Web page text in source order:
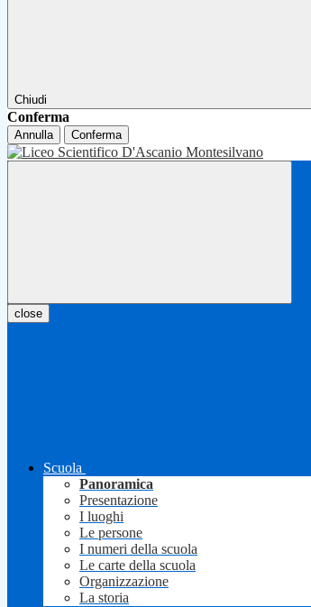
Chiudi
Conferma
Annulla Conferma
close
Scuola
Panoramica
Presentazione
I luoghi
Le persone
I numeri della scuola
Le carte della scuola
Organizzazione
La storia